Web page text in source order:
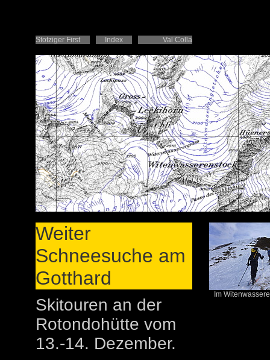
Stotziger First Index Val Colla
Weiter
Schneesuche am
Gotthard
Im
Skitouren an der
Rotondohütte vom
13.-14. Dezember.